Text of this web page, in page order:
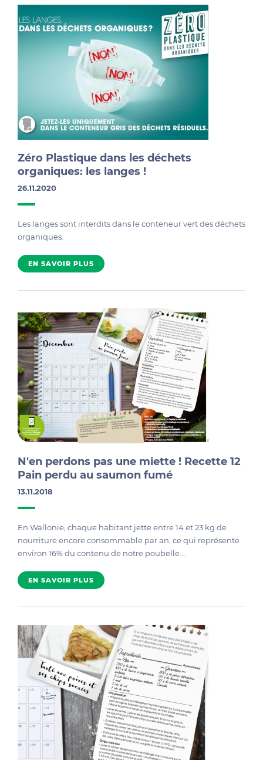
Zéro Plastique dans les déchets
organiques: les langes !
26.11.2020
Les langes sont interdits dans le conteneur vert des déchets
organiques.
EN SAVOIR PLUS
N'en perdons pas une miette ! Recette 12
Pain perdu au saumon fumé
13.11.2018
En Wallonie, chaque habitant jette entre 14 et 23 kg de
nourriture encore consommable par an, ce qui représente
environ 16% du contenu de notre poubelle....
EN SAVOIR PLUS